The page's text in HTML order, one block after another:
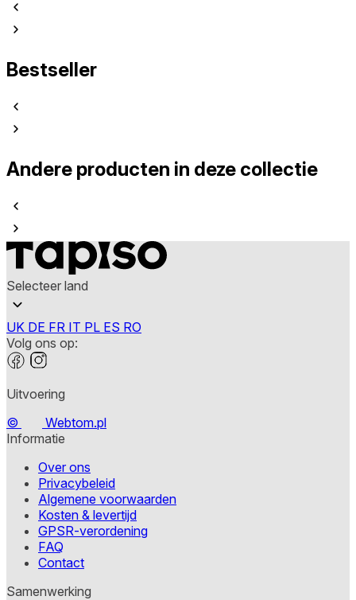
Bestseller
Andere producten in deze collectie
Selecteer land
UK DE FR IT PL ES RO
Volg ons op:
Uitvoering
©
Webtom.pl
Informatie
Over ons
Privacybeleid
Algemene voorwaarden
Kosten & levertijd
GPSR-verordening
FAQ
Contact
Samenwerking